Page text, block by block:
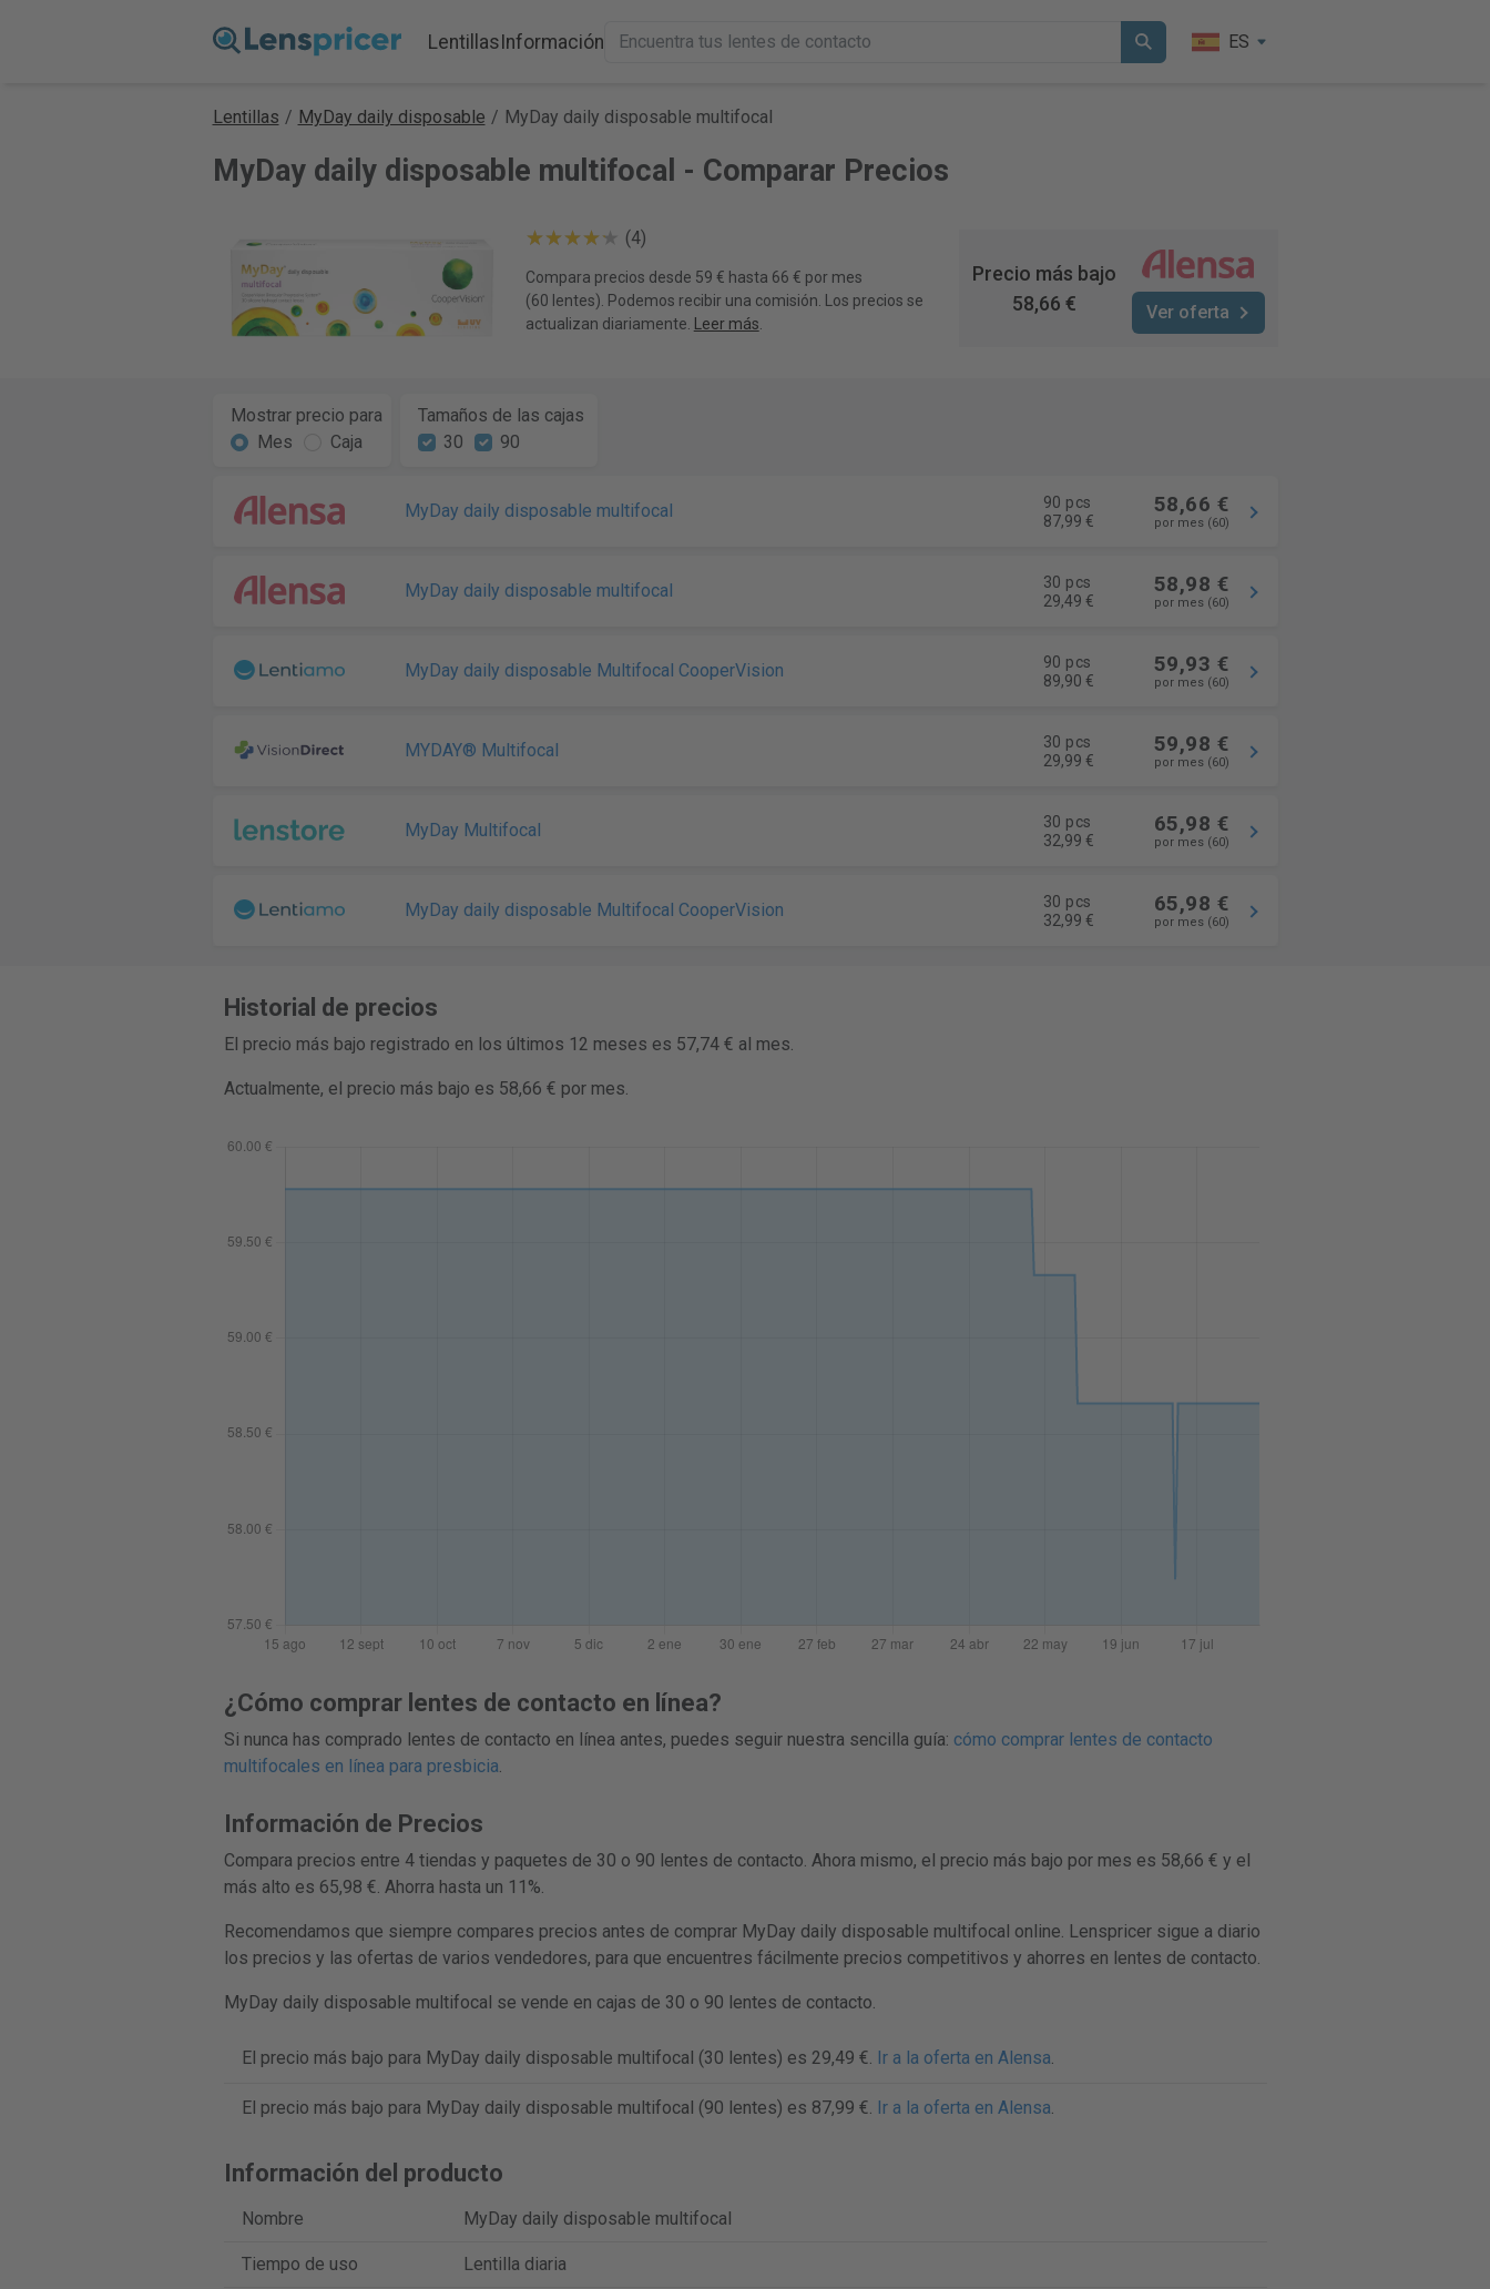
LentillasInformación ES
Lentillas / MyDay daily disposable / MyDay daily disposable multifocal
MyDay daily disposable multifocal - Comparar Precios
(4)
Compara precios desde 59 € hasta 66 € por mes
(60 lentes). Podemos recibir una comisión. Los precios se
actualizan diariamente. Leer más
Precio más bajo
58,66 €
Ver oferta
Mostrar precio para
Mes
Caja
Tamaños de las cajas
30
90
MyDay daily disposable multifocal
90 pcs
87,99 €
58,66 €
por mes (60)
MyDay daily disposable multifocal
30 pcs
29,49 €
58,98 €
por mes (60)
MyDay daily disposable Multifocal CooperVision
90 pcs
89,90 €
59,93 €
por mes (60)
MYDAY® Multifocal
30 pcs
29,99 €
59,98 €
por mes (60)
MyDay Multifocal
30 pcs
32,99 €
65,98 €
por mes (60)
MyDay daily disposable Multifocal CooperVision
30 pcs
32,99 €
65,98 €
por mes (60)
Historial de precios
El precio más bajo registrado en los últimos 12 meses es 57,74 € al mes.
Actualmente, el precio más bajo es 58,66 € por mes.
¿Cómo comprar lentes de contacto en línea?
Si nunca has comprado lentes de contacto en línea antes, puedes seguir nuestra sencilla guía: cómo comprar lentes de contacto
multifocales en línea para presbicia.
Información de Precios
Compara precios entre 4 tiendas y paquetes de 30 o 90 lentes de contacto. Ahora mismo, el precio más bajo por mes es 58,66 € y el
más alto es 65,98 €. Ahorra hasta un 11%.
Recomendamos que siempre compares precios antes de comprar MyDay daily disposable multifocal online. Lenspricer sigue a diario
los precios y las ofertas de varios vendedores, para que encuentres fácilmente precios competitivos y ahorres en lentes de contacto.
MyDay daily disposable multifocal se vende en cajas de 30 o 90 lentes de contacto.
El precio más bajo para MyDay daily disposable multifocal (30 lentes) es 29,49 €. Ir a la oferta en Alensa.
El precio más bajo para MyDay daily disposable multifocal (90 lentes) es 87,99 €. Ir a la oferta en Alensa.
Información del producto
Nombre MyDay daily disposable multifocal
Tiempo de uso Lentilla diaria